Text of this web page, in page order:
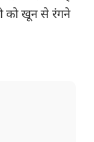
को खून से रंगने